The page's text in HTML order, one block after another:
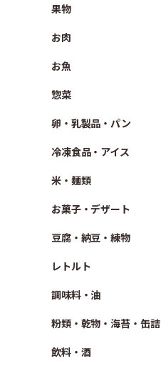
果物
お肉
お魚
惣菜
卵・乳製品・パン
冷凍食品・アイス
米・麺類
お菓子・デザート
豆腐・納豆・練物
レトルト
調味料・油
粉類・乾物・海苔・缶詰
飲料・酒